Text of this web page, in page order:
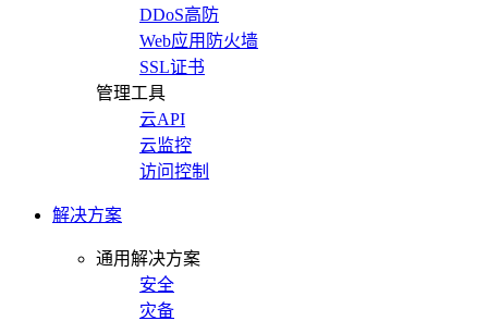
DDoS高防
Web应用防火墙
SSL证书
管理工具
云API
云监控
访问控制
解决方案
通用解决方案
安全
灾备